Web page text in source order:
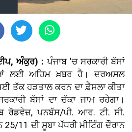
ਅੰਕੁਰ) :ਪੰਜਾਬ 'ਚ ਸਰਕਾਰੀ ਬੱਸਾਂ
ਲਈ ਅਹਿਮ ਖ਼ਬਰ ਹੈ। ਦਰਅਸਲ
ਤੱਕ ਹੜਤਾਲ ਕਰਨ ਦਾ ਫ਼ੈਸਲਾ ਕੀਤਾ
ਬੱਸਾਂ ਦਾ ਚੱਕਾ ਜਾਮ ਰਹੇਗਾ।
ਰੋਡਵੇਜ਼, ਪਨਬੱਸ/ਪੀ. ਆਰ. ਟੀ. ਸੀ.
11 ਦੀ ਸੂਬਾ ਪੱਧਰੀ ਮੀਟਿੰਗ ਦੌਰਾਨ